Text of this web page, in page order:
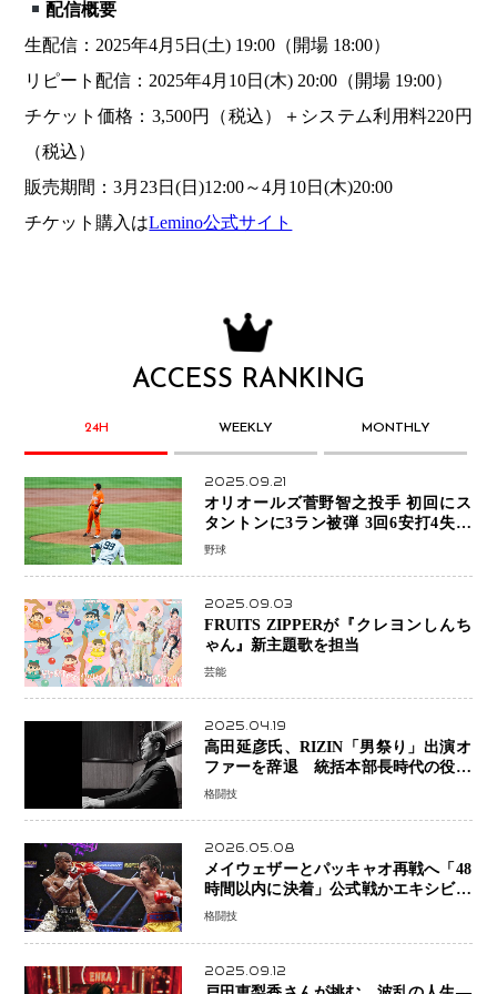
配信概要
生配信：2025年4月5日(土) 19:00（開場 18:00）
リピート配信：2025年4月10日(木) 20:00（開場 19:00）
チケット価格：3,500円（税込）＋システム利用料220円
（税込）
販売期間：3月23日(日)12:00～4月10日(木)20:00
チケット購入はLemino公式サイト
ACCESS RANKING
24H WEEKLY MONTHLY
2025.09.21
オリオールズ菅野智之投手 初回にス
タントンに3ラン被弾 3回6安打4失点
で降板
野球
2025.09.03
FRUITS ZIPPERが『クレヨンしんち
ゃん』新主題歌を担当
芸能
2025.04.19
高田延彦氏、RIZIN「男祭り」出演オ
ファーを辞退 統括本部長時代の役目
「すでに終えています」と明言
格闘技
2026.05.08
メイウェザーとパッキャオ再戦へ「48
時間以内に決着」公式戦かエキシビシ
ョンか混迷続く
格闘技
2025.09.12